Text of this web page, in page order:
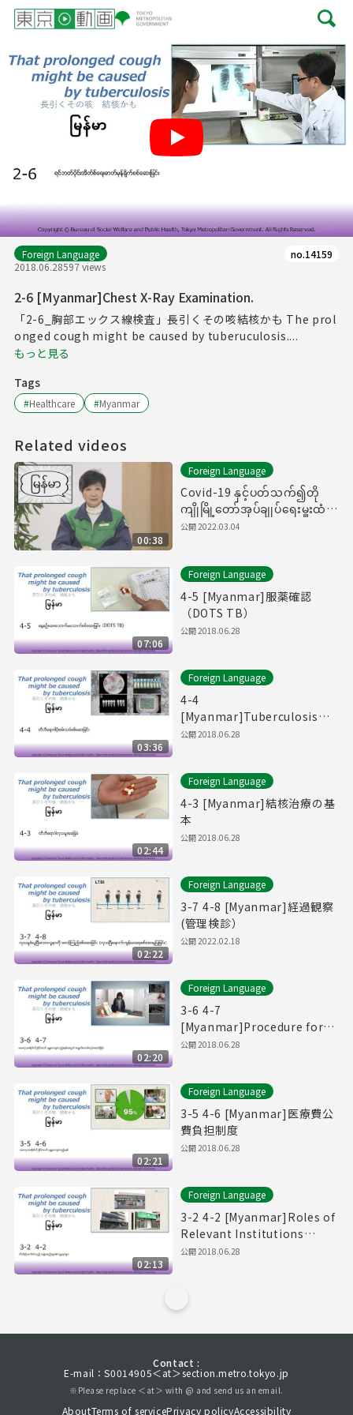
Foreign Language
2018.06.28597 views
no.14159
2-6 [Myanmar]Chest X-Ray Examination.
「2-6_胸部エックス線検査」長引くその咳結核かも The prol
onged cough might be caused by tuberuculosis....
もっと見る
Tags
#Healthcare #Myanmar
Related videos
00:38
Foreign Language
Covid-19 နှင့်ပတ်သက်၍တို
ကျိုမြို့တော်အုပ်ချုပ်ရေးမှူးထံမှ
အမှာစကား（新型コロナウイル
公開2022.03.04
07:06
Foreign Language
4-5 [Myanmar]服薬確認
（DOTS TB）
公開2018.06.28
03:36
Foreign Language
4-4
[Myanmar]Tuberculosis
Germ Examination.
公開2018.06.28
02:44
Foreign Language
4-3 [Myanmar]結核治療の基
本
公開2018.06.28
02:22
Foreign Language
3-7 4-8 [Myanmar]経過観察
(管理検診）
公開2022.02.18
02:20
Foreign Language
3-6 4-7
[Myanmar]Procedure for
the Medical Expenses
公開2018.06.28
02:21
Foreign Language
3-5 4-6 [Myanmar]医療費公
費負担制度
公開2018.06.28
02:13
Foreign Language
3-2 4-2 [Myanmar]Roles of
Relevant Institutions
Regarding Tuberculosis.
公開2018.06.28
Contact :
E-mail：S0014905＜at＞section.metro.tokyo.jp
※Please replace ＜at＞ with @ and send us an email.
AboutTerms of servicePrivacy policyAccessibility